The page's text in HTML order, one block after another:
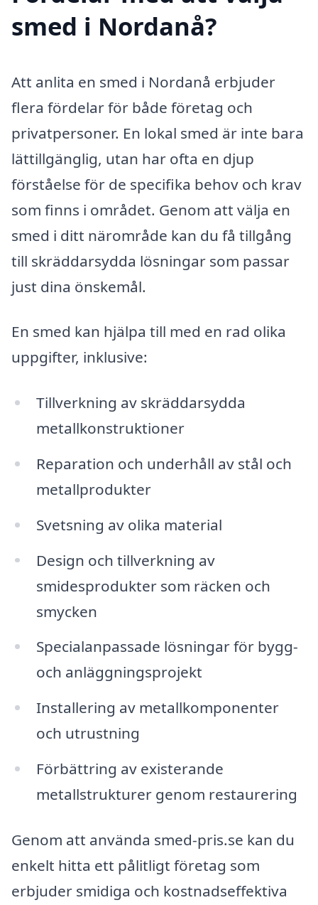
smed i Nordanå?
Att anlita en smed i Nordanå erbjuder
flera fördelar för både företag och
privatpersoner. En lokal smed är inte bara
lättillgänglig, utan har ofta en djup
förståelse för de specifika behov och krav
som finns i området. Genom att välja en
smed i ditt närområde kan du få tillgång
till skräddarsydda lösningar som passar
just dina önskemål.
En smed kan hjälpa till med en rad olika
uppgifter, inklusive:
Tillverkning av skräddarsydda
metallkonstruktioner
Reparation och underhåll av stål och
metallprodukter
Svetsning av olika material
Design och tillverkning av
smidesprodukter som räcken och
smycken
Specialanpassade lösningar för bygg-
och anläggningsprojekt
Installering av metallkomponenter
och utrustning
Förbättring av existerande
metallstrukturer genom restaurering
Genom att använda smed-pris.se kan du
enkelt hitta ett pålitligt företag som
erbjuder smidiga och kostnadseffektiva